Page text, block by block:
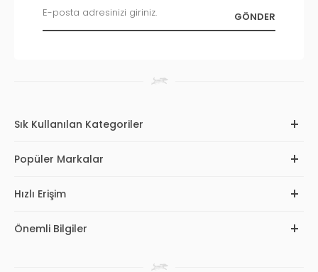
Sık Kullanılan Kategoriler
Popüler Markalar
Hızlı Erişim
Önemli Bilgiler